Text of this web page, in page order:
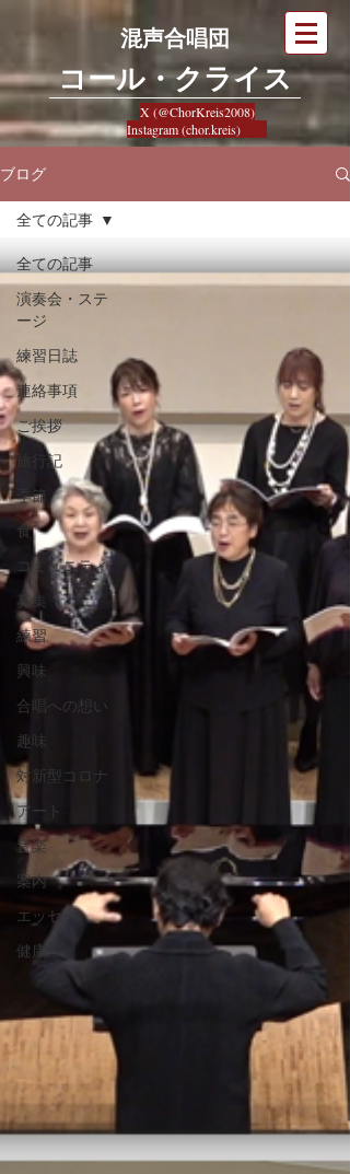
混声合唱団
​コール・クライス
X (@ChorKreis2008)
Instagram (chor.kreis)
ブログ
全ての記事
演奏会・ステ
ージ
練習日誌
連絡事項
ご挨拶
旅行記
季節
食
コミュニティ
募集
練習
興味
合唱への想い
趣味
対新型コロナ
アート
音楽
案内
エッセー
健康
全ての記事